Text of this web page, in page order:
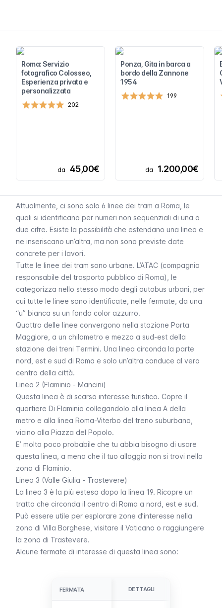
Roma: Servizio
fotografico Colosseo,
Esperienza privata e
personalizzata
202
da 45,00€
Ponza, Gita in barca a
bordo della Zannone
1954
199
da 1.200,00€
Attualmente, ci sono solo 6 linee dei tram a Roma, le
quali si identificano per numeri non sequenziali di una o
due cifre. Esiste la possibilità che estendano una linea e
ne inseriscano un’altra, ma non sono previste date
concrete per i lavori.
Tutte le linee dei tram sono urbane. L’ATAC (compagnia
responsabile del trasporto pubblico di Roma), le
categorizza nello stesso modo degli autobus urbani, per
cui tutte le linee sono identificate, nelle fermate, da una
“u” bianca su un fondo color azzurro.
Quattro delle linee convergono nella stazione Porta
Maggiore, a un chilometro e mezzo a sud-est della
stazione dei treni Termini. Una linea circonda la parte
nord, est e sud di Roma e solo un’altra conduce al vero
centro della città.
Linea 2 (Flaminio - Mancini)
Questa linea è di scarso interesse turistico. Copre il
quartiere Di Flaminio collegandolo alla linea A della
metro e alla linea Roma-Viterbo del treno suburbano,
vicino alla Piazza del Popolo.
E’ molto poco probabile che tu abbia bisogno di usare
questa linea, a meno che il tuo alloggio non si trovi nella
zona di Flaminio.
Linea 3 (Valle Giulia - Trastevere)
La linea 3 è la più estesa dopo la linea 19. Ricopre un
tratto che circonda il centro di Roma a nord, est e sud.
Può essere utile per esplorare zone d’interesse nella
zona di Villa Borghese, visitare il Vaticano o raggiungere
la zona di Trastevere.
Alcune fermate di interesse di questa linea sono:
FERMATA
FERMATA DETTAGLI